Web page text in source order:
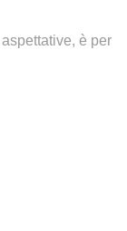
è per